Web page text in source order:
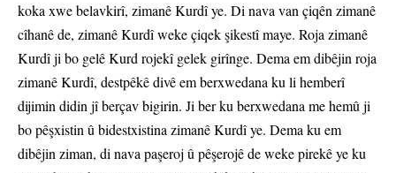
koka xwe belavkirî, zimanê Kurdî ye. Di nava van çiqên zimanê
cîhanê de, zimanê Kurdî weke çiqek şikestî maye. Roja zimanê
Kurdî ji bo gelê Kurd rojekî gelek girînge. Dema em dibêjin roja
zimanê Kurdî, destpêkê divê em berxwedana ku li hemberî
dijimin didin jî berçav bigirin. Ji ber ku berxwedana me hemû ji
bo pêşxistin û bidestxistina zimanê Kurdî ye. Dema ku em
dibêjin ziman, di nava paşeroj û pêşerojê de weke pirekê ye ku